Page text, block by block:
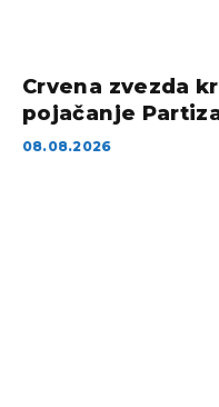
Crvena zvezda
pojačanje
08.08.2026